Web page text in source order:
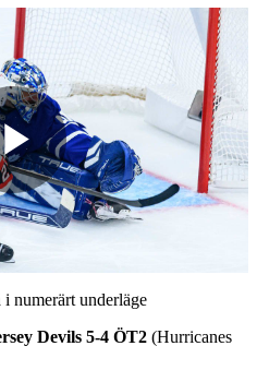
Play
Video
numerärt underläge
Devils 5-4 ÖT2 (Hurricanes